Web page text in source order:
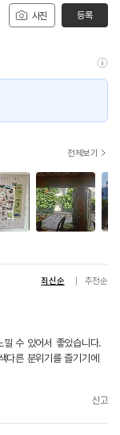
사진 등록
전체보기
최신순 추천순
수 있어서 좋았습니다.
다른 분위기를 즐기기에
신고